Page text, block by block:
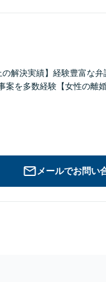
解決実績】経験豊富な
を多数経験【女性の離
メールでお問い